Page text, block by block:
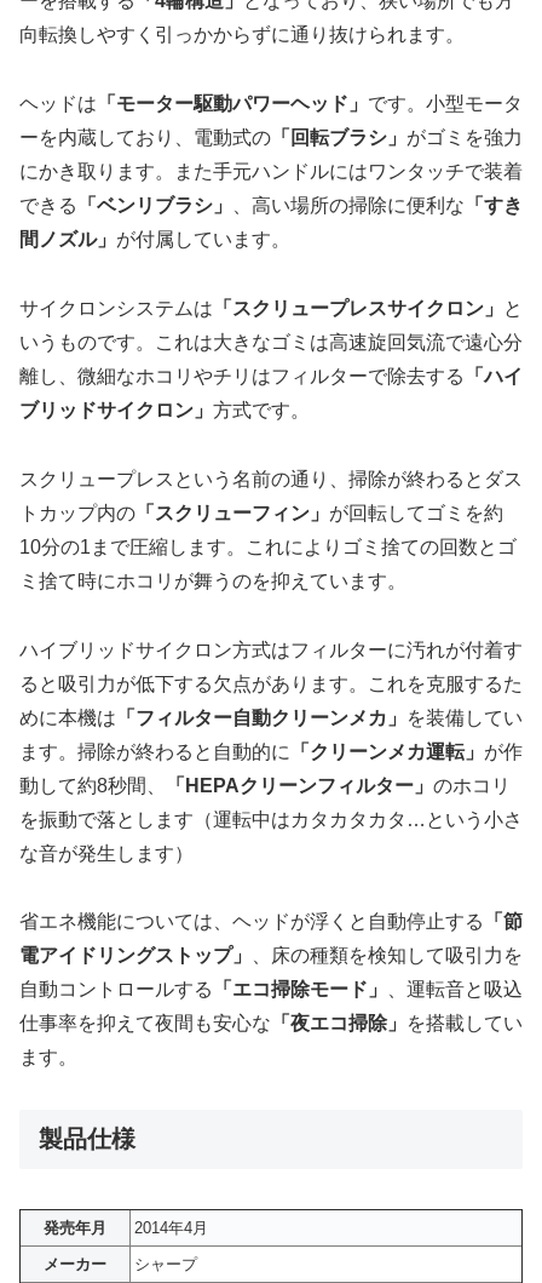
向転換しやすく引っかからずに通り抜けられます。
ヘッドは 「モーター駆動パワーヘッド」 です。小型モータ
ーを内蔵しており、電動式の 「回転ブラシ」 がゴミを強力
にかき取ります。また手元ハンドルにはワンタッチで装着
できる
「ベンリブラシ」 、高い場所の掃除に便利な 「すき
間ノズル」 が付属しています。
サイクロンシステムは 「スクリュープレスサイクロン」
と
いうものです。これは大きなゴミは高速旋回気流で遠心分
離し、微細なホコリやチリはフィルターで除去する
「ハイ
ブリッドサイクロン」 方式です。
スクリュープレスという名前の通り、掃除が終わるとダス
トカップ内の 「スクリューフィン」 が回転してゴミを約
10分の1まで圧縮します。これによりゴミ捨ての回数とゴ
ミ捨て時にホコリが舞うのを抑えています。
ハイブリッドサイクロン方式はフィルターに汚れが付着す
ると吸引力が低下する欠点があります。これを克服するた
めに本機は 「フィルター自動クリーンメカ」
を装備してい
ます。掃除が終わると自動的に
「クリーンメカ運転」 が作
動して約8秒間、
「HEPAクリーンフィルター」 のホコリ
を振動で落とします（運転中はカタカタカタ…という小さ
な音が発生します）
省エネ機能については、ヘッドが浮くと自動停止する
「節
電アイドリングストップ」
、床の種類を検知して吸引力を
自動コントロールする
「エコ掃除モード」
、運転音と吸込
仕事率を抑えて夜間も安心な 「夜エコ掃除」
を搭載してい
ます。
製品仕様
発売年月
2014年4月
メーカー
シャープ